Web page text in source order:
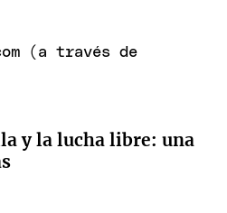
(a través de
y la lucha libre: una